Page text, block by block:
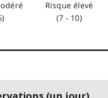
Risque élevé
(7 - 10)